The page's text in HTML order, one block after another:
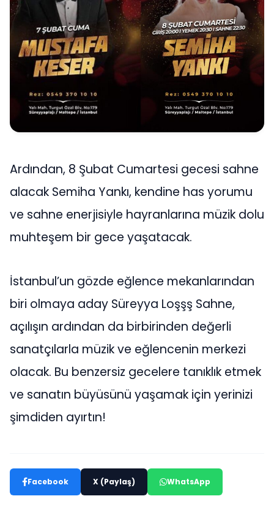
Ardından, 8 Şubat Cumartesi gecesi sahne
alacak Semiha Yankı, kendine has yorumu
ve sahne enerjisiyle hayranlarına müzik dolu
muhteşem bir gece yaşatacak.
İstanbul’un gözde eğlence mekanlarından
biri olmaya aday Süreyya Loşşş Sahne,
açılışın ardından da birbirinden değerli
sanatçılarla müzik ve eğlencenin merkezi
olacak. Bu benzersiz gecelere tanıklık etmek
ve sanatın büyüsünü yaşamak için yerinizi
şimdiden ayırtın!
Facebook X (Paylaş) WhatsApp